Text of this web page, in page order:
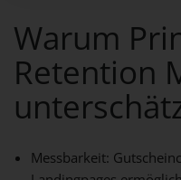
Warum
Retention
Messbarkeit: